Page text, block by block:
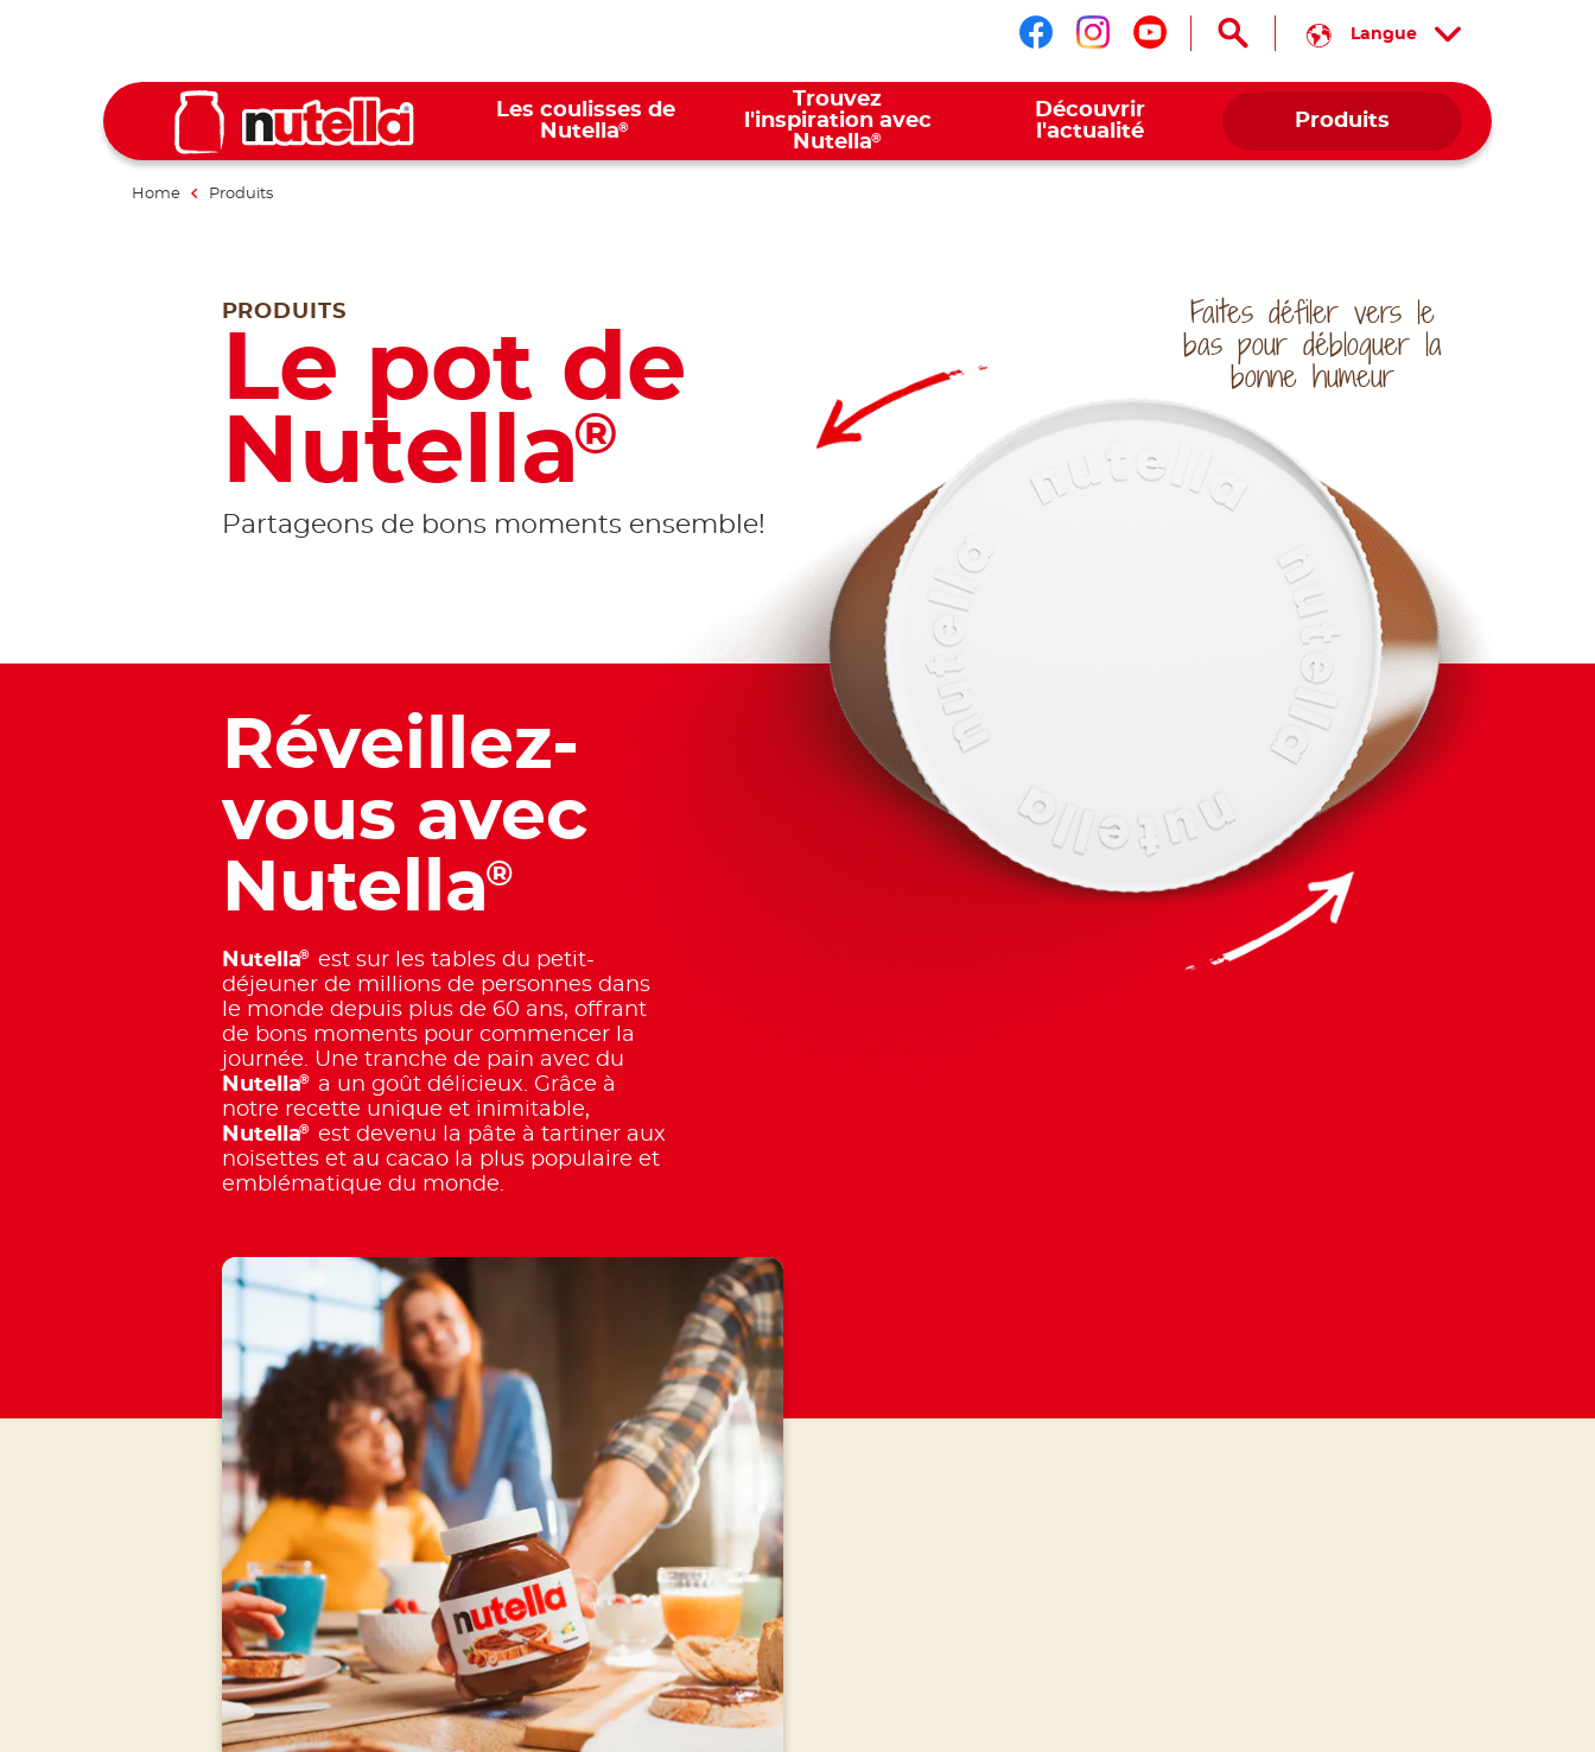
Nous suivre sur facebook
Nous suivre sur instagram
Nous suivre sur youtube
Langue
Les coulisses de
Nutella®
Trouvez
l'inspiration avec
Nutella®
Découvrir
l'actualité
Produits
Home Produits
PRODUITS
Le pot de
Nutella®
Partageons de bons moments ensemble!
Réveillez-
vous avec
Nutella®
Nutella®
est sur les tables du petit-
déjeuner de millions de personnes dans
le monde depuis plus de 60 ans, offrant
de bons moments pour commencer la
journée. Une tranche de pain avec du
Nutella®
a un goût délicieux. Grâce à
notre recette unique et inimitable,
Nutella®
est devenu la pâte à tartiner aux
noisettes et au cacao la plus populaire et
emblématique du monde.